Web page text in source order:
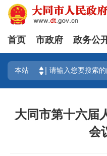
首页 市政府 政务公
本站
大同市第十六届
会